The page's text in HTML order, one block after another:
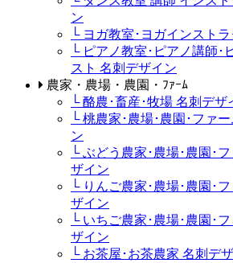
ン
└ ヨガ教室･ヨガインスト
└ ピアノ教室･ピアノ講師･
スト 名刺デザイン
農家・農場・農園・ﾌｧｰﾑ
└ 酪農･畜産･牧場 名刺デザ
└ 桃農家･農場･農園･ファ
ン
└ ぶどう農家･農場･農園･
ザイン
└ りんご農家･農場･農園･
ザイン
└ いちご農家･農場･農園･
ザイン
└ お茶屋･お茶農家 名刺デ